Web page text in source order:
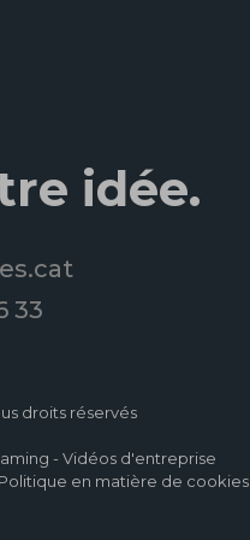
idée.
33
droits réservés
- Vidéos d'entreprise
Politique en matière de cookies